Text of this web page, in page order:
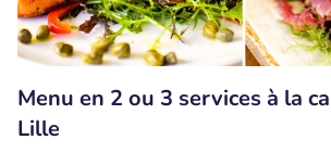
Menu en 2 ou 3 services à la
Lille